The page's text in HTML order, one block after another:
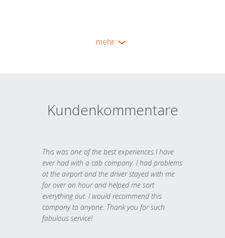
mehr
Kundenkommentare
This was one of the best experiences I have
ever had with a cab company. I had problems
at the airport and the driver stayed with me
for over an hour and helped me sort
everything out. I would recommend this
company to anyone. Thank you for such
fabulous service!